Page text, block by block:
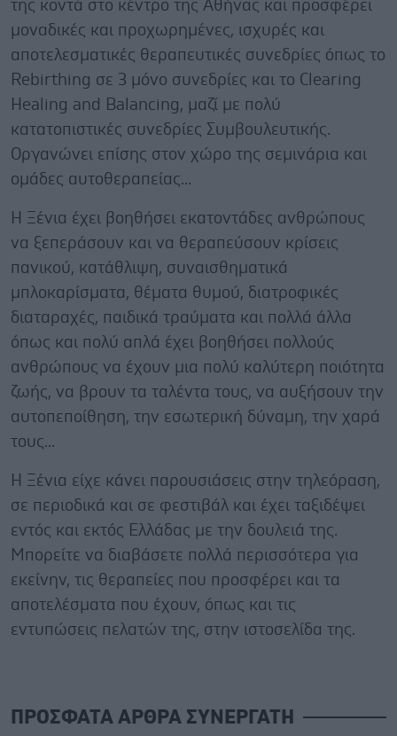
της κοντά στο κέντρο της Αθήνας και προσφέρει
μοναδικές και προχωρημένες, ισχυρές και
αποτελεσματικές θεραπευτικές συνεδρίες όπως το
Rebirthing σε 3 μόνο συνεδρίες και το Clearing
Healing and Balancing, μαζί με πολύ
κατατοπιστικές συνεδρίες Συμβουλευτικής.
Οργανώνει επίσης στον χώρο της σεμινάρια και
ομάδες αυτοθεραπείας...
Η Ξένια έχει βοηθήσει εκατοντάδες ανθρώπους
να ξεπεράσουν και να θεραπεύσουν κρίσεις
πανικού, κατάθλιψη, συναισθηματικά
μπλοκαρίσματα, θέματα θυμού, διατροφικές
διαταραχές, παιδικά τραύματα και πολλά άλλα
όπως και πολύ απλά έχει βοηθήσει πολλούς
ανθρώπους να έχουν μια πολύ καλύτερη ποιότητα
ζωής, να βρουν τα ταλέντα τους, να αυξήσουν την
αυτοπεποίθηση, την εσωτερική δύναμη, την χαρά
τους...
Η Ξένια είχε κάνει παρουσιάσεις στην τηλεόραση,
σε περιοδικά και σε φεστιβάλ και έχει ταξιδέψει
εντός και εκτός Ελλάδας με την δουλειά της.
Μπορείτε να διαβάσετε πολλά περισσότερα για
εκείνην, τις θεραπείες που προσφέρει και τα
αποτελέσματα που έχουν, όπως και τις
εντυπώσεις πελατών της, στην ιστοσελίδα της.
ΠΡΟΣΦΑΤΑ ΑΡΘΡΑ ΣΥΝΕΡΓΑΤΗ